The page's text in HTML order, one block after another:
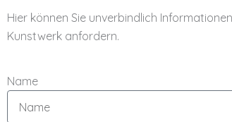
Hier können Sie unverbindlich
Kunstwerk anfordern.
Name